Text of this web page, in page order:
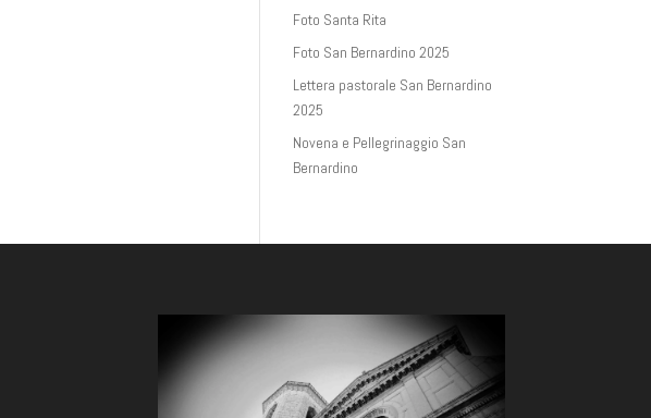
Foto Santa Rita
Foto San Bernardino 2025
Lettera pastorale San Bernardino
2025
Novena e Pellegrinaggio San
Bernardino